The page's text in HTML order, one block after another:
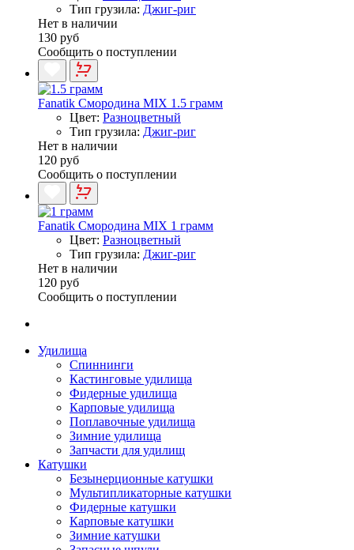
Тип грузила: Джиг-риг
Нет в наличии
130 руб
Сообщить о поступлении
Fanatik Смородина MIX 1.5 грамм
Цвет: Разноцветный
Тип грузила: Джиг-риг
Нет в наличии
120 руб
Сообщить о поступлении
Fanatik Смородина MIX 1 грамм
Цвет: Разноцветный
Тип грузила: Джиг-риг
Нет в наличии
120 руб
Сообщить о поступлении
Удилища
Спиннинги
Кастинговые удилища
Фидерные удилища
Карповые удилища
Поплавочные удилища
Зимние удилища
Запчасти для удилищ
Катушки
Безынерционные катушки
Мультипликаторные катушки
Фидерные катушки
Карповые катушки
Зимние катушки